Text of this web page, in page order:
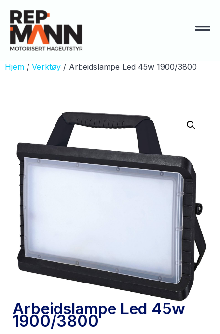
Hjem / Verktøy / Arbeidslampe Led 45w 1900/3800
Arbeidslampe Led 45w
1900/3800